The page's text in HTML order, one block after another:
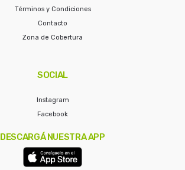
Términos y Condiciones
Contacto
Zona de Cobertura
SOCIAL
Instagram
Facebook
DESCARGÁ NUESTRA APP